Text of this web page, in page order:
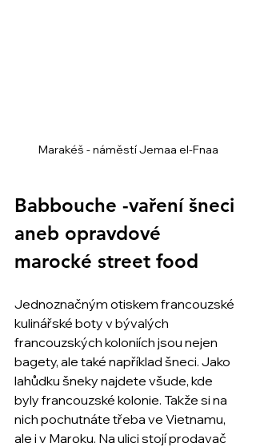
Marakéš - náměstí Jemaa el-Fnaa
Babbouche -vaření šneci
aneb opravdové
marocké street food
Jednoznačným otiskem francouzské
kulinářské boty v bývalých
francouzských koloniích jsou nejen
bagety, ale také například šneci. Jako
lahůdku šneky najdete všude, kde
byly francouzské kolonie. Takže si na
nich pochutnáte třeba ve Vietnamu,
ale i v Maroku. Na ulici stojí prodavač